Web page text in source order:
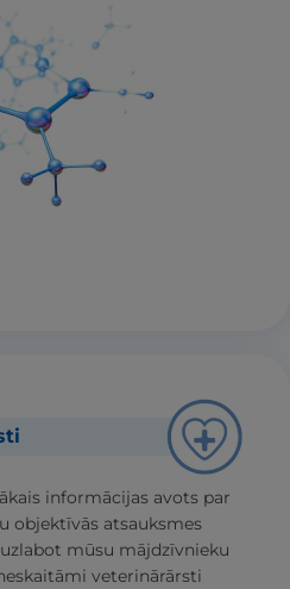
informācijas avots par
objektīvās atsauksmes
mūsu mājdzīvnieku
veterinārārsti